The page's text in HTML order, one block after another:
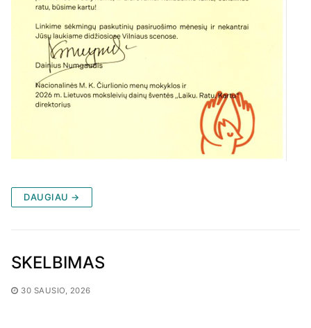
DAUGIAU →
SKELBIMAS
30 SAUSIO, 2026